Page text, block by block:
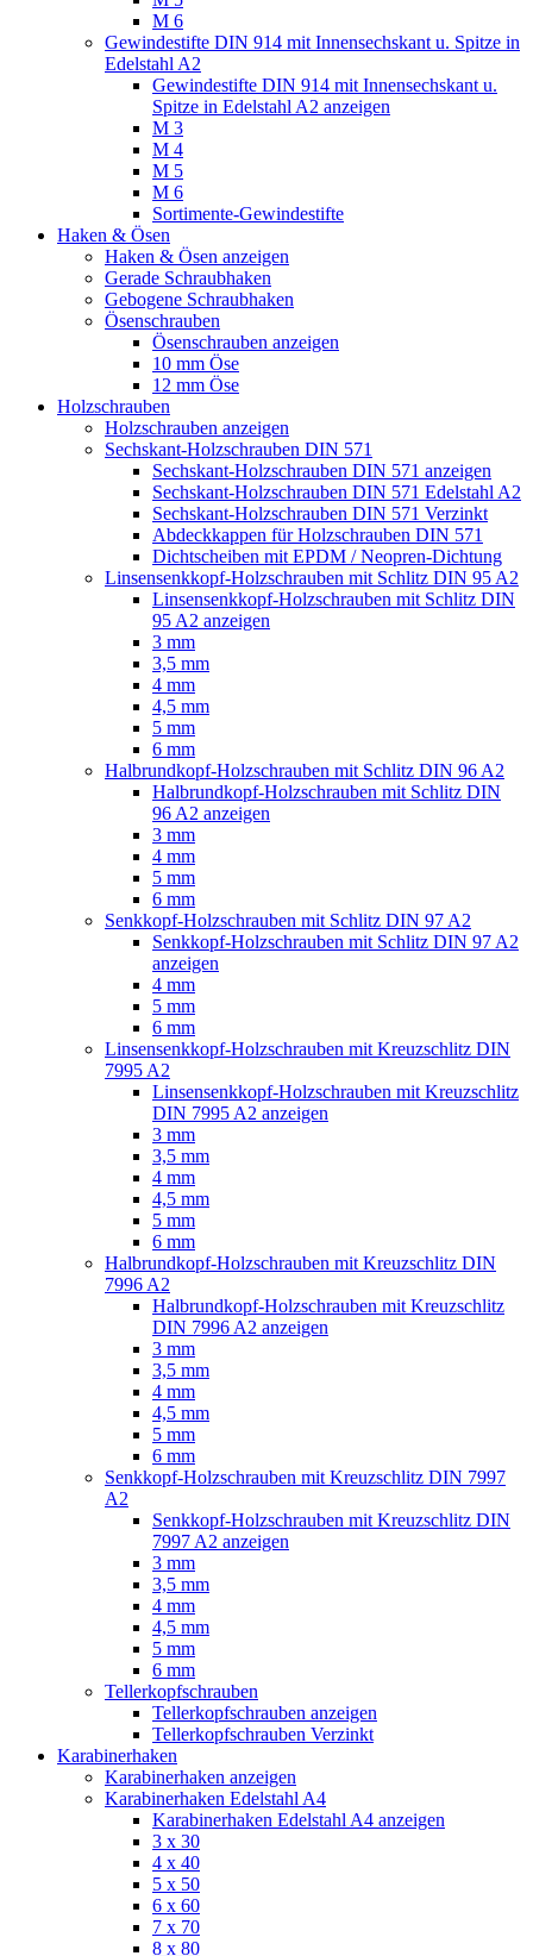
M 6
Gewindestifte DIN 914 mit Innensechskant u. Spitze in
Edelstahl A2
Gewindestifte DIN 914 mit Innensechskant u.
Spitze in Edelstahl A2 anzeigen
M 3
M 4
M 5
M 6
Sortimente-Gewindestifte
Haken & Ösen
Haken & Ösen anzeigen
Gerade Schraubhaken
Gebogene Schraubhaken
Ösenschrauben
Ösenschrauben anzeigen
10 mm Öse
12 mm Öse
Holzschrauben
Holzschrauben anzeigen
Sechskant-Holzschrauben DIN 571
Sechskant-Holzschrauben DIN 571 anzeigen
Sechskant-Holzschrauben DIN 571 Edelstahl A2
Sechskant-Holzschrauben DIN 571 Verzinkt
Abdeckkappen für Holzschrauben DIN 571
Dichtscheiben mit EPDM / Neopren-Dichtung
Linsensenkkopf-Holzschrauben mit Schlitz DIN 95 A2
Linsensenkkopf-Holzschrauben mit Schlitz DIN
95 A2 anzeigen
3 mm
3,5 mm
4 mm
4,5 mm
5 mm
6 mm
Halbrundkopf-Holzschrauben mit Schlitz DIN 96 A2
Halbrundkopf-Holzschrauben mit Schlitz DIN
96 A2 anzeigen
3 mm
4 mm
5 mm
6 mm
Senkkopf-Holzschrauben mit Schlitz DIN 97 A2
Senkkopf-Holzschrauben mit Schlitz DIN 97 A2
anzeigen
4 mm
5 mm
6 mm
Linsensenkkopf-Holzschrauben mit Kreuzschlitz DIN
7995 A2
Linsensenkkopf-Holzschrauben mit Kreuzschlitz
DIN 7995 A2 anzeigen
3 mm
3,5 mm
4 mm
4,5 mm
5 mm
6 mm
Halbrundkopf-Holzschrauben mit Kreuzschlitz DIN
7996 A2
Halbrundkopf-Holzschrauben mit Kreuzschlitz
DIN 7996 A2 anzeigen
3 mm
3,5 mm
4 mm
4,5 mm
5 mm
6 mm
Senkkopf-Holzschrauben mit Kreuzschlitz DIN 7997
A2
Senkkopf-Holzschrauben mit Kreuzschlitz DIN
7997 A2 anzeigen
3 mm
3,5 mm
4 mm
4,5 mm
5 mm
6 mm
Tellerkopfschrauben
Tellerkopfschrauben anzeigen
Tellerkopfschrauben Verzinkt
Karabinerhaken
Karabinerhaken anzeigen
Karabinerhaken Edelstahl A4
Karabinerhaken Edelstahl A4 anzeigen
3 x 30
4 x 40
5 x 50
6 x 60
7 x 70
8 x 80